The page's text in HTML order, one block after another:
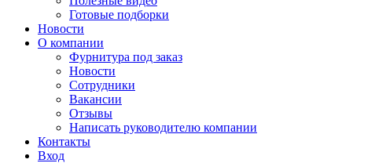
Готовые подборки
Новости
О компании
Фурнитура под заказ
Новости
Сотрудники
Вакансии
Отзывы
Написать руководителю компании
Контакты
Вход